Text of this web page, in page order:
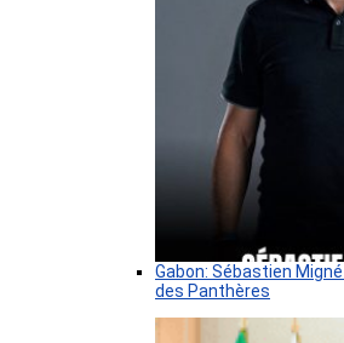
Gabon: Sébastien
des Panthères